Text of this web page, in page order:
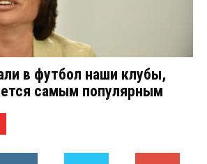
в футбол наши клубы,
самым популярным